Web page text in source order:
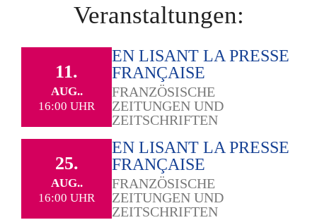
Veranstaltungen:
11.
AUG..
16:00 UHR
EN LISANT LA PRESSE
FRANÇAISE
FRANZÖSISCHE
ZEITUNGEN UND
ZEITSCHRIFTEN
25.
AUG..
16:00 UHR
EN LISANT LA PRESSE
FRANÇAISE
FRANZÖSISCHE
ZEITUNGEN UND
ZEITSCHRIFTEN